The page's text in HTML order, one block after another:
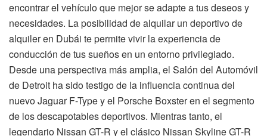
encontrar el vehículo que mejor se adapte a tus deseos y
necesidades. La posibilidad de alquilar un deportivo de
alquiler en Dubái te permite vivir la experiencia de
conducción de tus sueños en un entorno privilegiado.
Desde una perspectiva más amplia, el Salón del Automóvil
de Detroit ha sido testigo de la influencia continua del
nuevo Jaguar F-Type y el Porsche Boxster en el segmento
de los descapotables deportivos. Mientras tanto, el
legendario Nissan GT-R y el clásico Nissan Skyline GT-R